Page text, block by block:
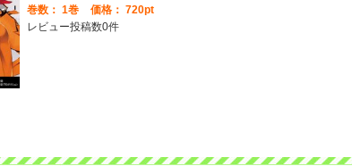
巻数： 1巻
価格： 720pt
レビュー投稿数0件